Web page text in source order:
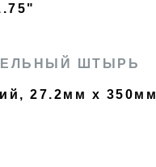
ШТЫРЬ
27.2мм x 350мм